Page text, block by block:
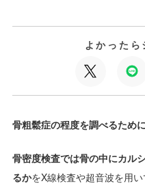
よかったら
骨粗鬆症の程度を調べるため
骨密度検査では骨の中にカル
るかをX線検査や超音波を用い